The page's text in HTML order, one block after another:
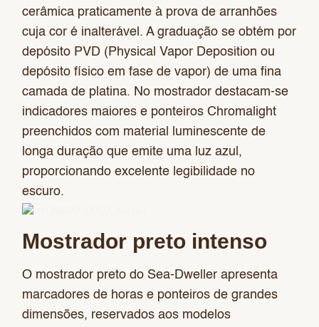
cerâmica praticamente à prova de arranhões
cuja cor é inalterável. A graduação se obtém por
depósito PVD (Physical Vapor Deposition ou
depósito físico em fase de vapor) de uma fina
camada de platina. No mostrador destacam-se
indicadores maiores e ponteiros Chromalight
preenchidos com material luminescente de
longa duração que emite uma luz azul,
proporcionando excelente legibilidade no
escuro.
Mostrador preto intenso
O mostrador preto do Sea-Dweller apresenta
marcadores de horas e ponteiros de grandes
dimensões, reservados aos modelos